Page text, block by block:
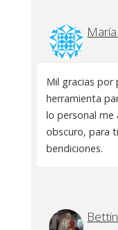
Mil gracias por
herramienta
lo personal me
obscuro, para
bendiciones.